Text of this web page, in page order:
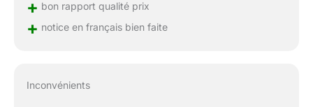
+ bon rapport qualité prix
+ notice en français bien faite
Inconvénients